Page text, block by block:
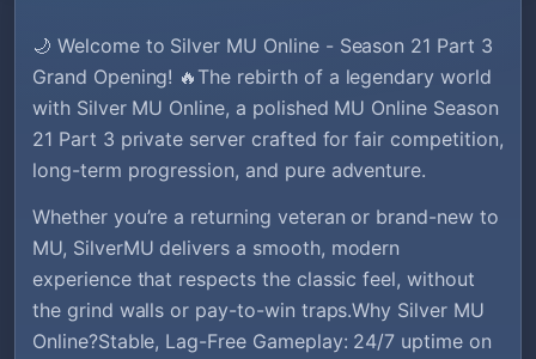
🌙 Welcome to Silver MU Online - Season 21 Part 3
Grand Opening! 🔥The rebirth of a legendary world
with Silver MU Online, a polished MU Online Season
21 Part 3 private server crafted for fair competition,
long-term progression, and pure adventure.
Whether you’re a returning veteran or brand-new to
MU, SilverMU delivers a smooth, modern
experience that respects the classic feel, without
the grind walls or pay-to-win traps.Why Silver MU
Online?Stable, Lag-Free Gameplay: 24/7 uptime on